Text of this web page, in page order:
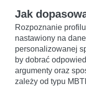
Jak
Rozpoznanie
nastawiony na
personalizowanej
by dobrać
argumenty oraz
zależy od typu